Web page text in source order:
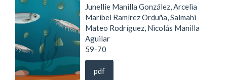
Junellie Manilla González, Arcelia
Maribel Ramírez Orduña, Salmahi
Mateo Rodríguez, Nicolás Manilla
Aguilar
59-70
pdf